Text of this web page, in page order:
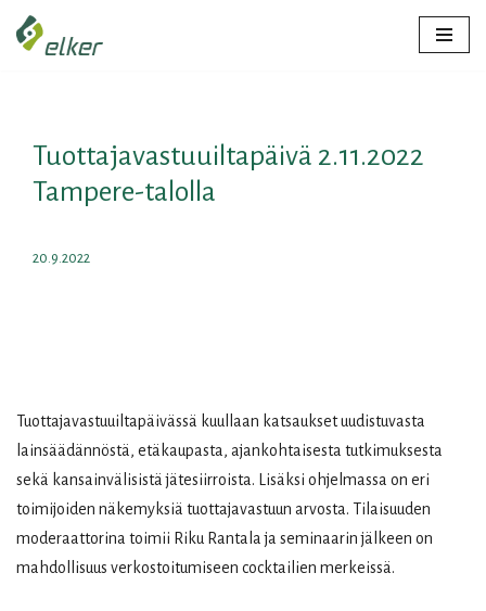
Siirry
Tuottajavastuuiltapäivä 2.11.2022
Tampere-talolla
20.9.2022
Tuottajavastuuiltapäivässä kuullaan katsaukset uudistuvasta
lainsäädännöstä, etäkaupasta, ajankohtaisesta tutkimuksesta
sekä kansainvälisistä jätesiirroista. Lisäksi ohjelmassa on eri
toimijoiden näkemyksiä tuottajavastuun arvosta. Tilaisuuden
moderaattorina toimii Riku Rantala ja seminaarin jälkeen on
mahdollisuus verkostoitumiseen cocktailien merkeissä.